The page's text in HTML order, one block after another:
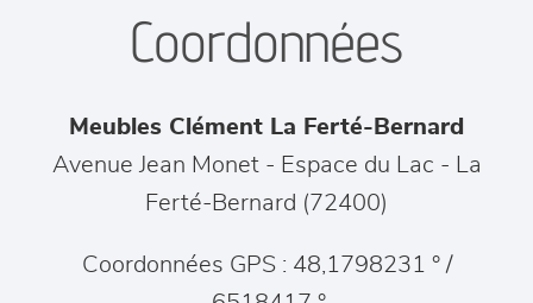
chambres et dressing
décoration
Coordonnées
Meubles Clément La Ferté-Bernard
Avenue Jean Monet - Espace du Lac - La
Ferté-Bernard (72400)
Coordonnées GPS : 48,1798231 ° /